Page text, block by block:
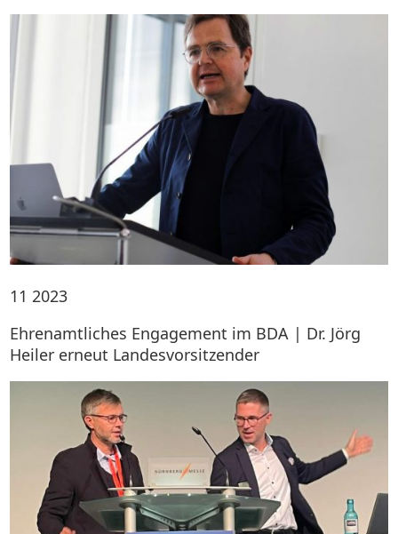
11 2023
Ehrenamtliches Engagement im BDA | Dr. Jörg
Heiler erneut Landesvorsitzender